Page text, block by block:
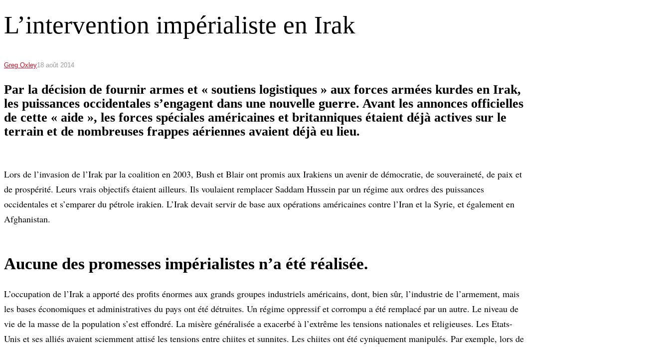
L’intervention impérialiste en Irak
Greg Oxley18 août 2014
Par la décision de fournir armes et « soutiens logistiques » aux forces armées kurdes en Irak,
les puissances occidentales s’engagent dans une nouvelle guerre. Avant les annonces officielles
de cette « aide », les forces spéciales américaines et britanniques étaient déjà actives sur le
terrain et de nombreuses frappes aériennes avaient déjà eu lieu.
Lors de l’invasion de l’Irak par la coalition en 2003, Bush et Blair ont promis aux Irakiens un avenir de démocratie, de souveraineté, de paix et
de prospérité. Leurs vrais objectifs étaient ailleurs. Ils voulaient remplacer Saddam Hussein par un régime aux ordres des puissances
occidentales et s’emparer du pétrole irakien. L’Irak devait servir de base aux opérations américaines contre l’Iran et la Syrie, et également en
Afghanistan.
Aucune des promesses impérialistes n’a été réalisée.
L’occupation de l’Irak a apporté des profits énormes aux grands groupes industriels américains, dont, bien sûr, l’industrie de l’armement, mais
les bases économiques et administratives du pays ont été détruites. Un régime oppressif et corrompu a été remplacé par un autre. Le niveau de
vie de la masse de la population s’est effondré. La misère généralisée a exacerbé à l’extrême les tensions nationales et religieuses. Les Etats-
Unis et ses alliés avaient sciemment attisé les tensions entre chiites et sunnites. Les chiites ont été cyniquement manipulés. Par exemple, lors de